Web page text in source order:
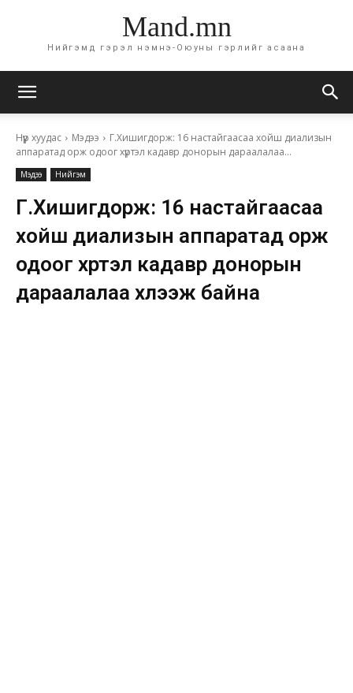
Mand.mn
Нийгэмд гэрэл нэмнэ-Оюуны гэрлийг асаана
Нүүр хуудас Мэдээ
Г.Хишигдорж: 16 настайгаасаа хойш диализын
аппаратад орж одоог хүртэл кадавр донорын дараалалаа...
Мэдээ Нийгэм
Г.Хишигдорж: 16 настайгаасаа
хойш диализын аппаратад орж
одоог хүртэл кадавр донорын
дараалалаа хүлээж байна